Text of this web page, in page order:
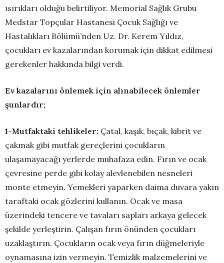
ısırıkları olduğu belirtiliyor. Memorial Sağlık Grubu
Medstar Topçular Hastanesi Çocuk Sağlığı ve
Hastalıkları Bölümü’nden Uz. Dr. Kerem Yıldız,
çocukları ev kazalarından korumak için dikkat edilmesi
gerekenler hakkında bilgi verdi.
Ev kazalarını önlemek için alınabilecek önlemler
şunlardır;
1-Mutfaktaki tehlikeler: Çatal, kaşık, bıçak, kibrit ve
çakmak gibi mutfak gereçlerini çocukların
ulaşamayacağı yerlerde muhafaza edin. Fırın ve ocak
çevresine perde gibi kolay alevlenebilen nesneleri
monte etmeyin. Yemekleri yaparken daima duvara yakın
taraftaki ocak gözlerini kullanın. Ocak ve masa
üzerindeki tencere ve tavaları sapları arkaya gelecek
şekilde yerleştirin. Çalışan fırın önünden çocukları
uzaklaştırın. Çocukların ocak veya fırın düğmeleriyle
oynamasına izin vermeyin. Temizlik malzemelerini ve